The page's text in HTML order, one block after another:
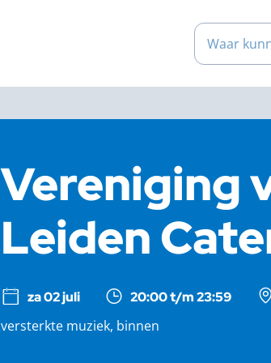
Waar
Vereniging
Leiden
za 02 juli 20:00 t/m 23:59
versterkte muziek, binnen